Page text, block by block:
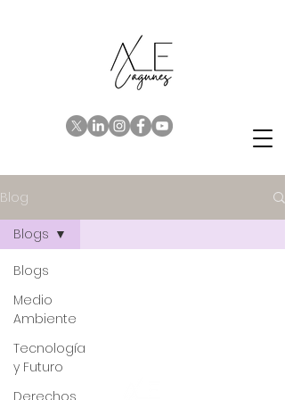
Blog
Blogs
Medio
Ambiente
Tecnología
y Futuro
Derechos
Blogs